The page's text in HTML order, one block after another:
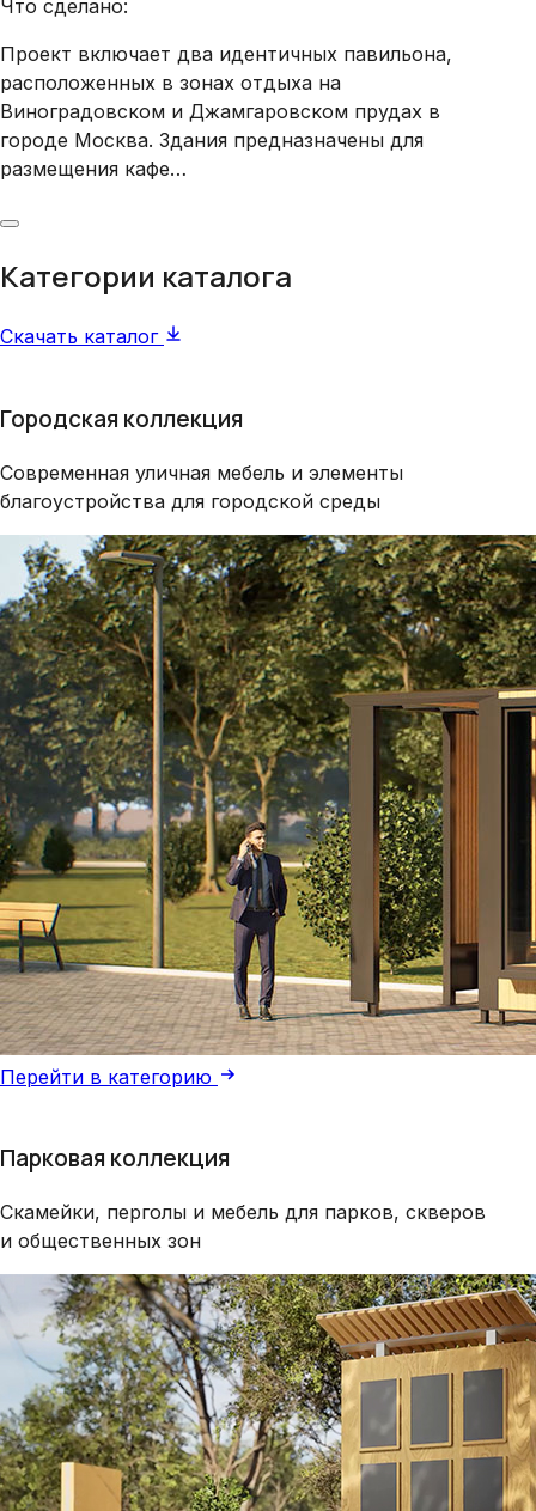
Что сделано:
Проект включает два идентичных павильона,
расположенных в зонах отдыха на
Виноградовском и Джамгаровском прудах в
городе Москва. Здания предназначены для
размещения кафе…
Категории каталога
Скачать каталог
Городская коллекция
Современная уличная мебель и элементы
благоустройства для городской среды
Перейти в категорию
Парковая коллекция
Скамейки, перголы и мебель для парков, скверов
и общественных зон